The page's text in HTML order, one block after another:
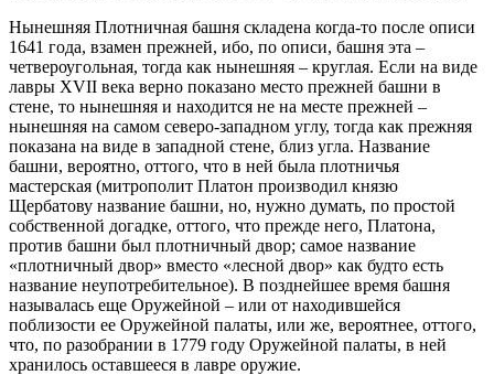
Нынешняя Плотничная башня складена когда-то после описи
1641 года, взамен прежней, ибо, по описи, башня эта –
четвероугольная, тогда как нынешняя – круглая. Если на виде
лавры ХVII века верно показано место прежней башни в
стене, то нынешняя и находится не на месте прежней –
нынешняя на самом северо-западном углу, тогда как прежняя
показана на виде в западной стене, близ угла. Название
башни, вероятно, оттого, что в ней была плотничья
мастерская (митрополит Платон производил князю
Щербатову название башни, но, нужно думать, по простой
собственной догадке, оттого, что прежде него, Платона,
против башни был плотничный двор; самое название
«плотничный двор» вместо «лесной двор» как будто есть
название неупотребительное). В позднейшее время башня
называлась еще Оружейной – или от находившейся
поблизости ее Оружейной палаты, или же, вероятнее, оттого,
что, по разобрании в 1779 году Оружейной палаты, в ней
хранилось оставшееся в лавре оружие.